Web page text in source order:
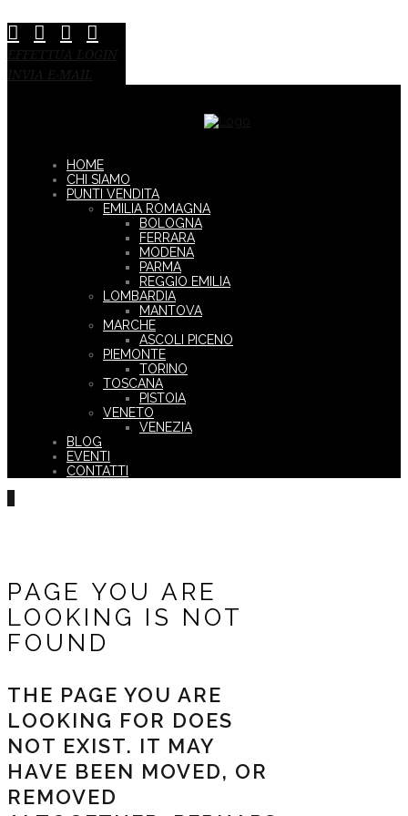
HOME
CHI SIAMO
PUNTI VENDITA
EMILIA ROMAGNA
BOLOGNA
FERRARA
MODENA
PARMA
REGGIO EMILIA
LOMBARDIA
MANTOVA
MARCHE
ASCOLI PICENO
PIEMONTE
TORINO
TOSCANA
PISTOIA
VENETO
VENEZIA
BLOG
EVENTI
CONTATTI
PAGE YOU ARE
LOOKING IS NOT
FOUND
THE PAGE YOU ARE
LOOKING FOR DOES
NOT EXIST. IT MAY
HAVE BEEN MOVED, OR
REMOVED